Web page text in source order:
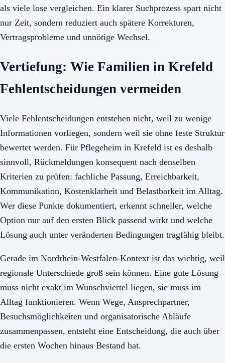
als viele lose vergleichen. Ein klarer Suchprozess spart nicht
nur Zeit, sondern reduziert auch spätere Korrekturen,
Vertragsprobleme und unnötige Wechsel.
Vertiefung: Wie Familien in Krefeld
Fehlentscheidungen vermeiden
Viele Fehlentscheidungen entstehen nicht, weil zu wenige
Informationen vorliegen, sondern weil sie ohne feste Struktur
bewertet werden. Für Pflegeheim in Krefeld ist es deshalb
sinnvoll, Rückmeldungen konsequent nach denselben
Kriterien zu prüfen: fachliche Passung, Erreichbarkeit,
Kommunikation, Kostenklarheit und Belastbarkeit im Alltag.
Wer diese Punkte dokumentiert, erkennt schneller, welche
Option nur auf den ersten Blick passend wirkt und welche
Lösung auch unter veränderten Bedingungen tragfähig bleibt.
Gerade im Nordrhein-Westfalen-Kontext ist das wichtig, weil
regionale Unterschiede groß sein können. Eine gute Lösung
muss nicht exakt im Wunschviertel liegen, sie muss im
Alltag funktionieren. Wenn Wege, Ansprechpartner,
Besuchsmöglichkeiten und organisatorische Abläufe
zusammenpassen, entsteht eine Entscheidung, die auch über
die ersten Wochen hinaus Bestand hat.